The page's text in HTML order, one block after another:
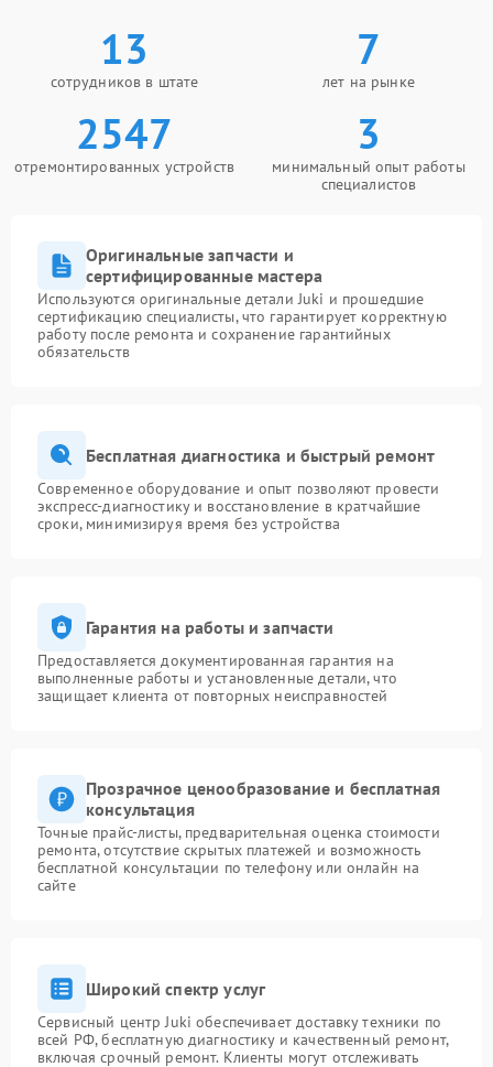
13
сотрудников в штате
7
лет на рынке
2547
отремонтированных устройств
3
минимальный опыт работы
специалистов
Оригинальные запчасти и
сертифицированные мастера
Используются оригинальные детали Juki и прошедшие
сертификацию специалисты, что гарантирует корректную
работу после ремонта и сохранение гарантийных
обязательств
Бесплатная диагностика и быстрый ремонт
Современное оборудование и опыт позволяют провести
экспресс-диагностику и восстановление в кратчайшие
сроки, минимизируя время без устройства
Гарантия на работы и запчасти
Предоставляется документированная гарантия на
выполненные работы и установленные детали, что
защищает клиента от повторных неисправностей
Прозрачное ценообразование и бесплатная
консультация
Точные прайс-листы, предварительная оценка стоимости
ремонта, отсутствие скрытых платежей и возможность
бесплатной консультации по телефону или онлайн на
сайте
Широкий спектр услуг
Сервисный центр Juki обеспечивает доставку техники по
всей РФ, бесплатную диагностику и качественный ремонт,
включая срочный ремонт. Клиенты могут отслеживать